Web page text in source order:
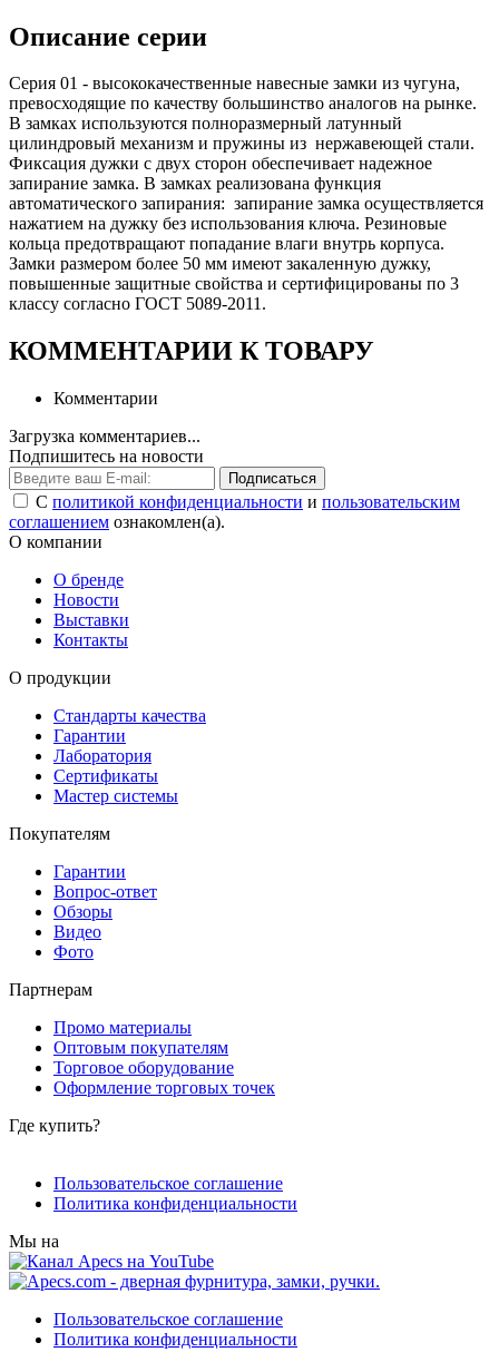
Описание серии
Серия 01 - высококачественные навесные замки из чугуна,
превосходящие по качеству большинство аналогов на рынке.
В замках используются полноразмерный латунный
цилиндровый механизм и пружины из нержавеющей стали.
Фиксация дужки с двух сторон обеспечивает надежное
запирание замка. В замках реализована функция
автоматического запирания: запирание замка осуществляется
нажатием на дужку без использования ключа. Резиновые
кольца предотвращают попадание влаги внутрь корпуса.
Замки размером более 50 мм имеют закаленную дужку,
повышенные защитные свойства и сертифицированы по 3
классу согласно ГОСТ 5089-2011.
КОММЕНТАРИИ К ТОВАРУ
Комментарии
Загрузка комментариев...
Подпишитесь на новости
Подписаться
С политикой конфиденциальности и пользовательским
соглашением ознакомлен(а).
О компании
О бренде
Новости
Выставки
Контакты
О продукции
Стандарты качества
Гарантии
Лаборатория
Сертификаты
Мастер системы
Покупателям
Гарантии
Вопрос-ответ
Обзоры
Видео
Фото
Партнерам
Промо материалы
Оптовым покупателям
Торговое оборудование
Оформление торговых точек
Где купить?
Пользовательское соглашение
Политика конфиденциальности
Мы на
Пользовательское соглашение
Политика конфиденциальности